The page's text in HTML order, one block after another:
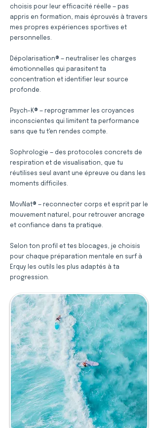
choisis pour leur efficacité réelle — pas
appris en formation, mais éprouvés à travers
mes propres expériences sportives et
personnelles.
Dépolarisation® — neutraliser les charges
émotionnelles qui parasitent ta
concentration et identifier leur source
profonde.
Psych-K® — reprogrammer les croyances
inconscientes qui limitent ta performance
sans que tu t'en rendes compte.
Sophrologie — des protocoles concrets de
respiration et de visualisation, que tu
réutilises seul avant une épreuve ou dans les
moments difficiles.
MovNat® — reconnecter corps et esprit par le
mouvement naturel, pour retrouver ancrage
et confiance dans ta pratique.
Selon ton profil et tes blocages, je choisis
pour chaque préparation mentale en surf à
Erquy les outils les plus adaptés à ta
progression.